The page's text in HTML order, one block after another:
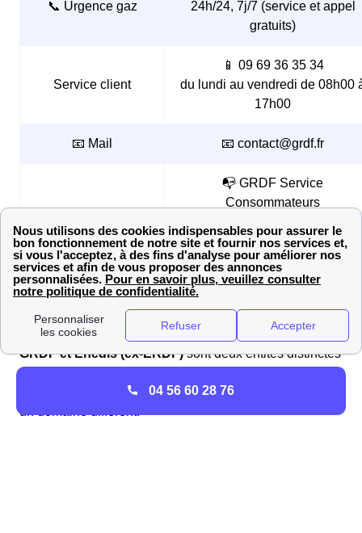
📞 Urgence gaz
24h/24, 7j/7 (service et appel
gratuits)
Service client
📱 09 69 36 35 34
du lundi au vendredi de 08h00
17h00
📧 Mail 📧 contact@grdf.fr
📭 GRDF Service
Consommateurs
Consommateurs TSA 85 101,
27091 EVREUX CEDEX,
Quelle est la différence entre GRDF et Enedis (ex-
ERDF) ?
GRDF et Enedis (ex-ERDF)sont deux entités distinctes
responsables de la
d'énergie en France, mais chacune dans
un domaine différent.
04 56 60 28 76